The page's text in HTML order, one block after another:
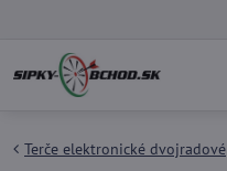
Terče elektronické dvojradové